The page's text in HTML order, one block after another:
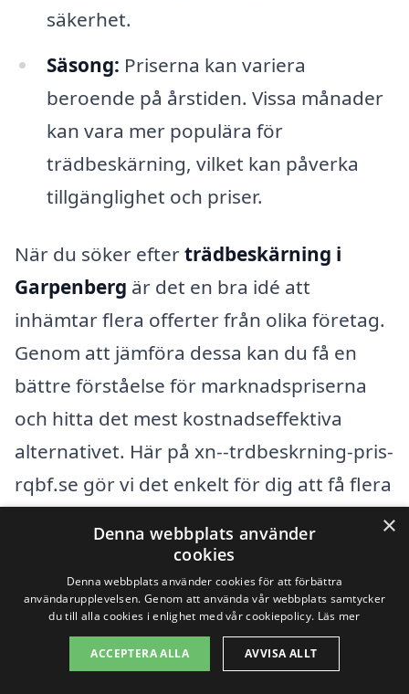
säkerhet.
Säsong: Priserna kan variera
beroende på årstiden. Vissa månader
kan vara mer populära för
trädbeskärning, vilket kan påverka
tillgänglighet och priser.
När du söker efterträdbeskärning i
Garpenberg är det en bra idé att
inhämtar flera offerter från olika företag.
Genom att jämföra dessa kan du få en
bättre förståelse för marknadspriserna
och hitta det mest kostnadseffektiva
alternativet. Här på xn--trdbeskrning-pris-
rqbf.se gör vi det enkelt för dig att få flera
välgrundat beslut. Tveka inte att använda
vår plattform för att hitta professionella
tjänster för trädbeskärning i din region,
och se till att få det bästa för ditt träd och
×
Denna webbplats använder
cookies
Denna webbplats använder cookies för att förbättra
användarupplevelsen. Genom att använda vår webbplats samtycker
du till alla cookies i enlighet med vår cookiepolicy. Läs mer
ACCEPTERA ALLA AVVISA ALLT